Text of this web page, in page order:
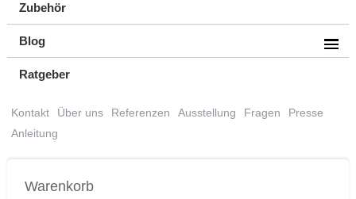
Zubehör
Blog
Ratgeber
Kontakt Über uns Referenzen Ausstellung Fragen
Presse
Anleitung
Warenkorb